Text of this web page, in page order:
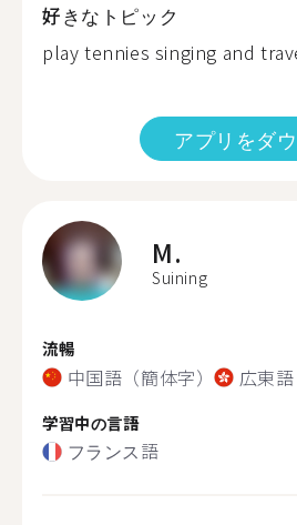
好きなトピック
play tennies singing and
アプリをダ
M.
Suining
流暢
中国語（簡体字） 広東語
学習中の言語
フランス語